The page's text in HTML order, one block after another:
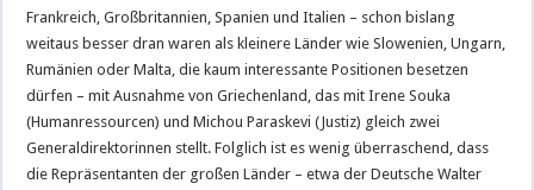
Frankreich, Großbritannien, Spanien und Italien – schon bislang
weitaus besser dran waren als kleinere Länder wie Slowenien, Ungarn,
Rumänien oder Malta, die kaum interessante Positionen besetzen
dürfen – mit Ausnahme von Griechenland, das mit Irene Souka
(Humanressourcen) und Michou Paraskevi (Justiz) gleich zwei
Generaldirektorinnen stellt. Folglich ist es wenig überraschend, dass
die Repräsentanten der großen Länder – etwa der Deutsche Walter